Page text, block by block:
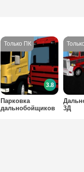
Парковка
дальнобойщиков
3.8
3Д